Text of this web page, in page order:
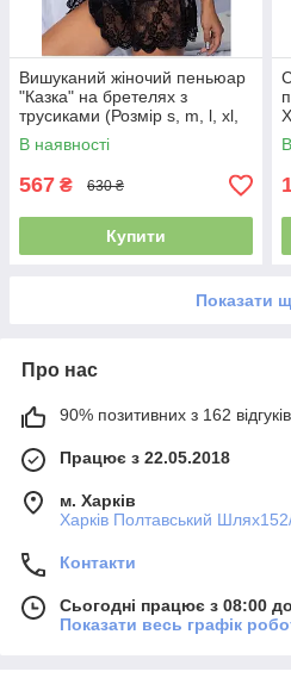
Вишуканий жіночий пеньюар
"Казка" на бретелях з
трусиками (Розмір s, m, l, xl,
xxl, xxxl), Чорний
В наявності
567 ₴ 630 ₴
Купити
Показати
Про нас
90% позитивних з 162
Працює з 22.05.2018
м. Харків
Харків Полтавський Шлях152/
Контакти
Сьогодні працює з 08:00
Показати весь графік